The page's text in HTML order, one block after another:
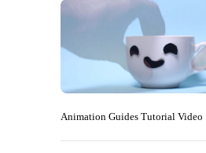
Animation Guides Tutorial Video